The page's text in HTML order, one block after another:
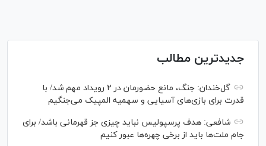
جدیدترین مطالب
گل‌خندان: جنگ، مانع حضورمان در ۲ رویداد مهم شد/ با
قدرت برای بازی‌های آسیایی و سهمیه المپیک می‌جنگیم
شافعی: هدف پرسپولیس نباید چیزی جز قهرمانی باشد/ برای
جام ملت‌ها باید از برخی چهره‌ها عبور کنیم